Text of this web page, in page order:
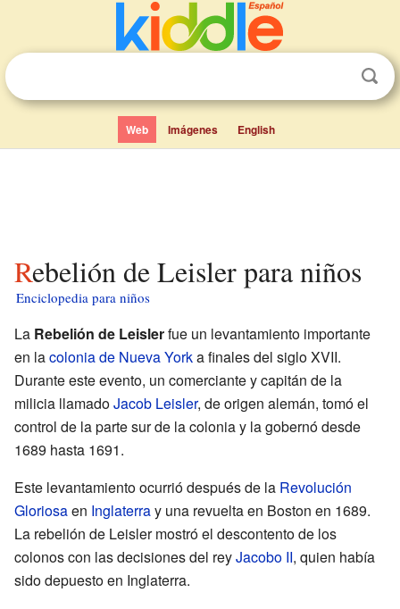
Web Imágenes English
Rebelión de Leisler para niños
Enciclopedia para niños
La Rebelión de Leislerfue un levantamiento importante
en lacolonia de Nueva Yorka finales del siglo XVII.
Durante este evento, un comerciante y capitán de la
milicia llamadoJacob Leisler, de origen alemán, tomó el
control de la parte sur de la colonia y la gobernó desde
1689 hasta 1691.
Este levantamiento ocurrió después de la Revolución
Gloriosaen Inglaterray una revuelta en Boston en 1689.
La rebelión de Leisler mostró el descontento de los
colonos con las decisiones del reyJacobo II, quien había
sido depuesto en Inglaterra.